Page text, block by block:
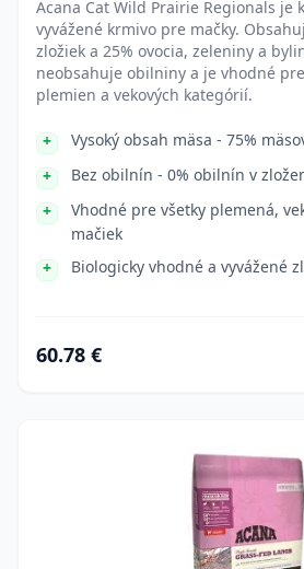
Acana Cat Wild Prairie Regionals je
vyvážené krmivo pre mačky.
zložiek a 25% ovocia, zeleniny a
neobsahuje obilniny a je vhodné
plemien a vekových kategórií.
Vysoký obsah mäsa - 75%
Bez obilnín - 0% obilnín v
Vhodné pre všetky plemená,
mačiek
Biologicky vhodné a vyvážené
60.78 €